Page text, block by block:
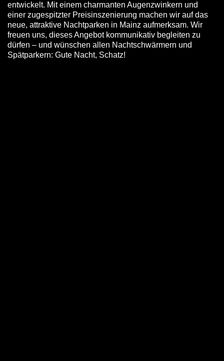
entwickelt. Mit einem charmanten Augenzwinkern und
einer zugespitzter Preisinszenierung machen wir auf das
neue, attraktive Nachtparken in Mainz aufmerksam. Wir
freuen uns, dieses Angebot kommunikativ begleiten zu
dürfen – und wünschen allen Nachtschwärmern und
Spätparkern: Gute Nacht, Schatz!